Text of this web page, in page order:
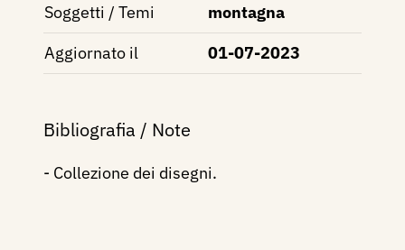
Soggetti / Temi
montagna
Aggiornato il
01-07-2023
Bibliografia / Note
- Collezione dei disegni.